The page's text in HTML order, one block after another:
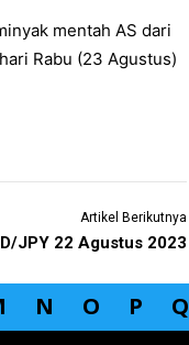
mentah AS dari
Rabu (23 Agustus)
Artikel Berikutnya
JPY 22 Agustus 2023
N O P Q